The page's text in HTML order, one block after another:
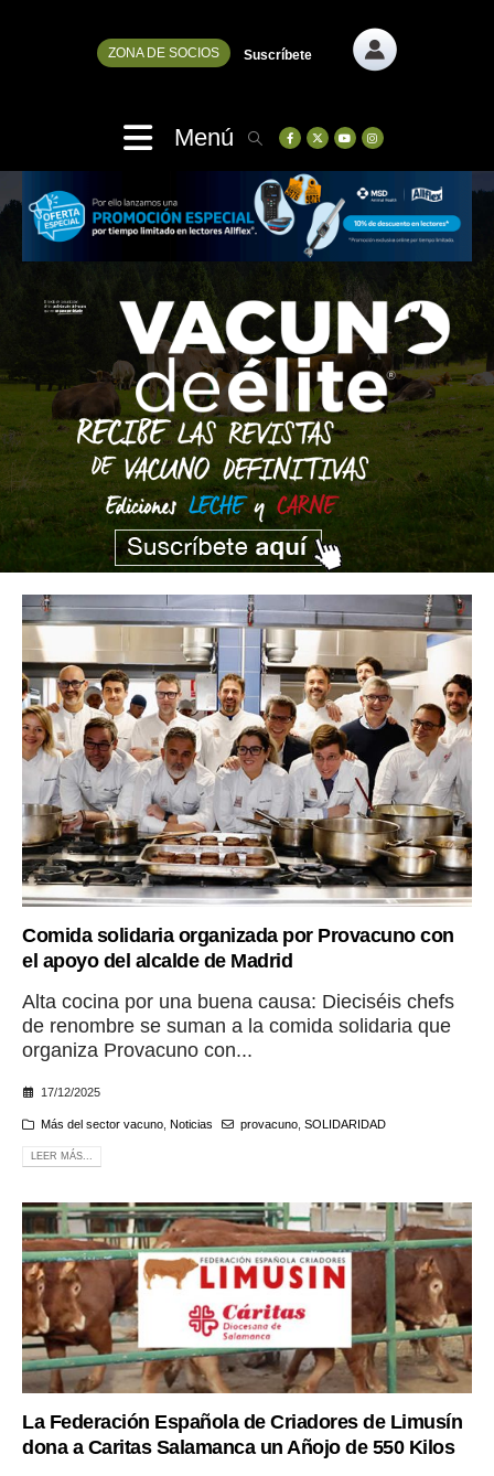
ZONA DE SOCIOS Suscríbete
Menú
Comida solidaria organizada por Provacuno con
el apoyo del alcalde de Madrid
Alta cocina por una buena causa: Dieciséis chefs
de renombre se suman a la comida solidaria que
organiza Provacuno con...
17/12/2025
Más del sector vacuno, Noticias provacuno, SOLIDARIDAD
LEER MÁS...
La Federación Española de Criadores de Limusín
dona a Caritas Salamanca un Añojo de 550 Kilos